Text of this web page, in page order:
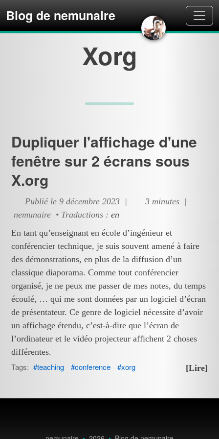
Blog de nemunaire
Xorg
Dupliquer l'affichage d'une
fenêtre sur 2 écrans sous
X.org
Publié le 9 décembre 2023 |
3 minutes |
nemunaire • Traductions :en
En tant qu’enseignant en école d’ingénieur et
conférencier technique, je suis souvent amené à faire
des démonstrations, en plus de la diffusion d’un
classique diaporama. Comme tout conférencier
organisé, je ne peux me passer de mes notes, du temps
écoulé, … qui me sont données par un logiciel d’écran
de présentateur. Ce genre de logiciel nécessite d’avoir
un affichage étendu, c’est-à-dire que l’écran de
l’ordinateur et le vidéo projecteur affichent 2 choses
différentes.
[Lire]
Tags: teaching conference xorg